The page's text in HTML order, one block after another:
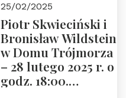
2025 r. godz. 17:30,
DAW ul. Miodowa
17/19
25/02/2025
Piotr Skwieciński i
Bronisław Wildstein
w Domu Trójmorza
– 28 lutego 2025 r. o
godz. 18:00.